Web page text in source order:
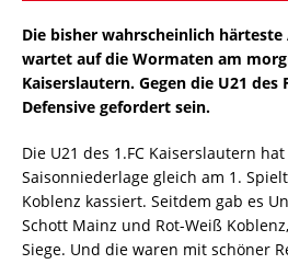
Die bisher wahrscheinlich härteste
wartet auf die Wormaten am
Kaiserslautern. Gegen die U21
Defensive gefordert sein.
Die U21 des 1.FC Kaiserslautern
Saisonniederlage gleich am 1.
Koblenz kassiert. Seitdem gab es
Schott Mainz und Rot-Weiß
Siege. Und die waren mit schöner